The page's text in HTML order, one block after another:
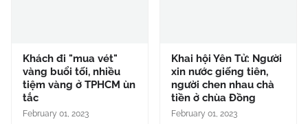
Khách đi "mua vét"
vàng buổi tối, nhiều
tiệm vàng ở TPHCM ùn
tắc
February 01, 2023
Khai hội Yên Tử: Người
xin nước giếng tiên,
người chen nhau chà
tiền ở chùa Đồng
February 01, 2023